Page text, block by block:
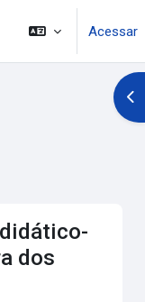
Acessar
dos